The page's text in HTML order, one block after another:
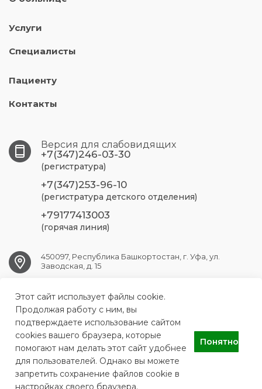
Услуги
Специалисты
Пациенту
Контакты
Версия для слабовидящих
+7(347)246-03-30
(регистратура)
+7(347)253-96-10
(регистратура детского отделения)
+79177413003
(горячая линия)
450097, Республика Башкортостан, г. Уфа, ул.
Заводская, д. 15
UFA.RSP@doctorrb.ru
АУЗ Республиканская стоматологическая поликлиника
Этот сайт использует файлы cookie.
Продолжая работу с ним, вы
подтверждаете использование сайтом
cookies вашего браузера, которые
помогают нам делать этот сайт удобнее
для пользователей. Однако вы можете
запретить сохранение файлов cookie в
настройках своего браузера.
Понятно